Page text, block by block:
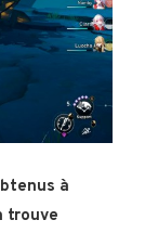
à
trouve